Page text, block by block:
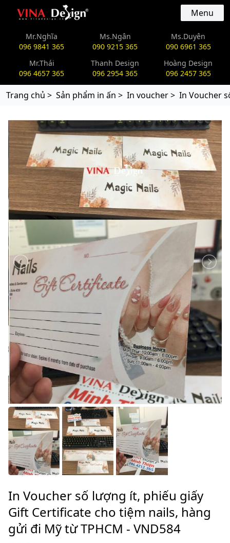
vinadesign.vn Menu
Mr.Nghĩa
096 9841 365
Ms.Ngân
090 9215 365
Ms.Duyên
090 6961 365
Mr.Thái
096 4657 365
Thanh Design
096 2954 365
Hoàng Design
096 2457 365
Trang chủ > Sản phẩm in ấn > In voucher > In Voucher
In Voucher số lượng ít, phiếu giấy
Gift Certificate cho tiệm nails, hàng
gửi đi Mỹ từ TPHCM - VND584